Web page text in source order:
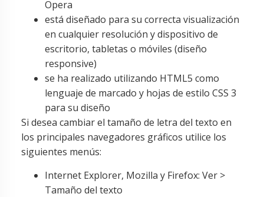
Opera
está diseñado para su correcta visualización
en cualquier resolución y dispositivo de
escritorio, tabletas o móviles (diseño
responsive)
se ha realizado utilizando HTML5 como
lenguaje de marcado y hojas de estilo CSS 3
para su diseño
Si desea cambiar el tamaño de letra del texto en
los principales navegadores gráficos utilice los
siguientes menús:
Internet Explorer, Mozilla y Firefox: Ver >
Tamaño del texto